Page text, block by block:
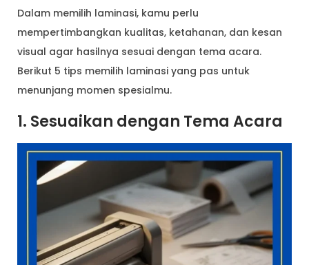
Dalam memilih laminasi, kamu perlu
mempertimbangkan kualitas, ketahanan, dan kesan
visual agar hasilnya sesuai dengan tema acara.
Berikut 5 tips memilih laminasi yang pas untuk
menunjang momen spesialmu.
1. Sesuaikan dengan Tema Acara